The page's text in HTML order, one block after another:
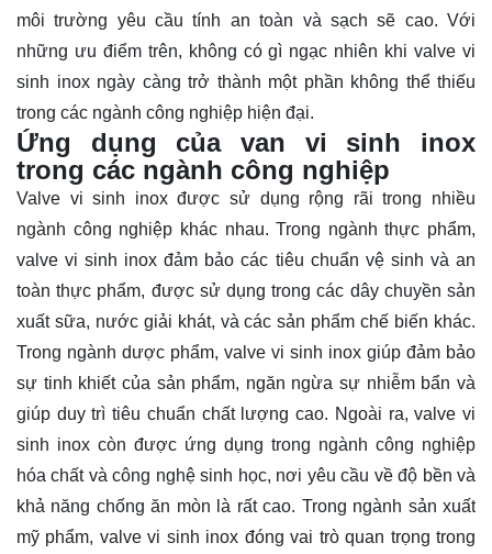
môi trường yêu cầu tính an toàn và sạch sẽ cao. Với
những ưu điểm trên, không có gì ngạc nhiên khi valve vi
sinh inox ngày càng trở thành một phần không thể thiếu
trong các ngành công nghiệp hiện đại.
Ứng dụng của van vi sinh inox
trong các ngành công nghiệp
Valve vi sinh inox được sử dụng rộng rãi trong nhiều
ngành công nghiệp khác nhau. Trong ngành thực phẩm,
valve vi sinh inox đảm bảo các tiêu chuẩn vệ sinh và an
toàn thực phẩm, được sử dụng trong các dây chuyền sản
xuất sữa, nước giải khát, và các sản phẩm chế biến khác.
Trong ngành dược phẩm, valve vi sinh inox giúp đảm bảo
sự tinh khiết của sản phẩm, ngăn ngừa sự nhiễm bẩn và
giúp duy trì tiêu chuẩn chất lượng cao. Ngoài ra, valve vi
sinh inox còn được ứng dụng trong ngành công nghiệp
hóa chất và công nghệ sinh học, nơi yêu cầu về độ bền và
khả năng chống ăn mòn là rất cao. Trong ngành sản xuất
mỹ phẩm, valve vi sinh inox đóng vai trò quan trọng trong